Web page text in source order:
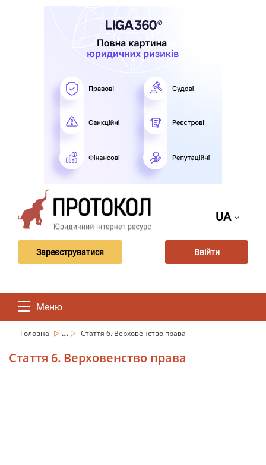
UA
Зареєструватися Ввійти
Меню
Головна ... Стаття 6. Верховенство права
Стаття 6. Верховенство права